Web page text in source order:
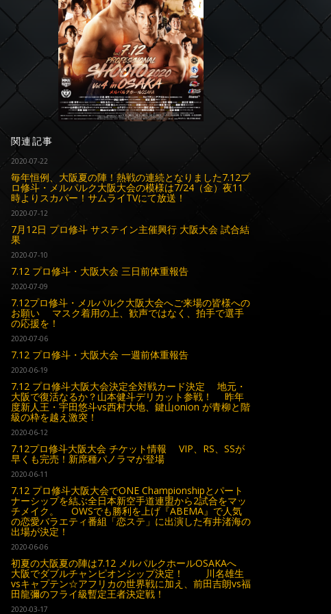
関連記事
2020-07-22
毎年恒例、大阪夏の陣！熱戦の連続となりました7.12プ
ロ修斗・メルパルク大阪大会の模様は7/24（金）夜11
時よりスカパー！サムライTVにて放送！
2020-07-12
7月12日 プロ修斗 サステイン主催興行 大阪大会 試合結
果
2020-07-10
7.12 プロ修斗・大阪大会 三日前体重報告
2020-07-09
7.12プロ修斗・メルパルク大阪大会へご来場の皆様への
お願い マスク着用の上、歓声ではなく、拍手で選手
の応援を！
2020-07-06
7.12 プロ修斗・大阪大会 一週前体重報告
2020-06-19
7.12 プロ修斗大阪大会決定全対戦カード決定 地元・
大阪で復活なるか？山本健斗デリカット参戦！ 昨年
度新人王・宇田悠斗vs西村大地、鍵山onion が青柳と階
級の枠を越え激突！
2020-06-12
7.12プロ修斗大阪大会 チケット情報 VIP、RS、SSが
早くも完売！新席種パノラマが登場
2020-06-11
7.12 プロ修斗大阪大会でONE Championshipとパート
ナーシップを結ぶ全日本新空手道連盟から2試合をマッ
チメイク。 OWSでも勝利を上げ『ABEMA』で人気
の恋愛バラエティ番組「恋ステ」に出演した有井渚海の
出場が決定！
2020-06-06
初夏の大阪夏の陣は7.12 メルパルクホールOSAKAへ
大阪でダブルチャンピオンシップ決定！ 川名雄生
vsキャプテン☆アフリカの世界戦に加え、前田吉朗vs福
田龍彌のフライ級暫定王者決定戦！
2020-03-17